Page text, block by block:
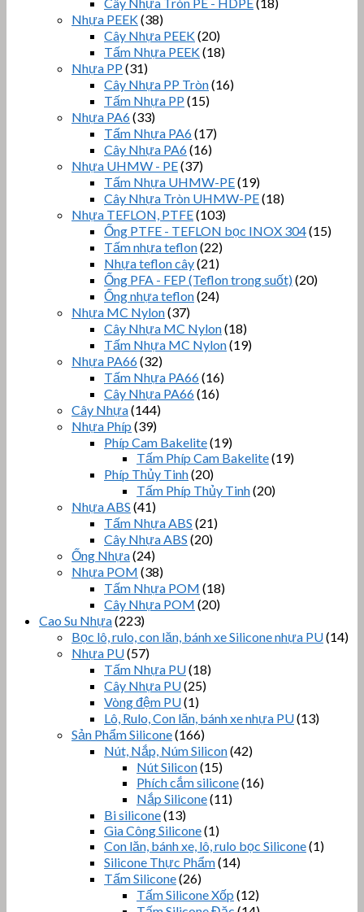
Nhựa PEEK(38)
Cây Nhựa PEEK(20)
Tấm Nhựa PEEK(18)
Nhựa PP (31)
Cây Nhựa PP Tròn(16)
Tấm Nhựa PP (15)
Nhựa PA6(33)
Tấm Nhựa PA6(17)
Cây Nhựa PA6(16)
Nhựa UHMW - PE(37)
Tấm Nhựa UHMW-PE(19)
Cây Nhựa Tròn UHMW-PE(18)
Nhựa TEFLON, PTFE(103)
Ống PTFE - TEFLON bọc INOX 304(15)
Tấm nhựa teflon(22)
Nhựa teflon cây(21)
Ống PFA - FEP (Teflon trong suốt)(20)
Ống nhựa teflon(24)
Nhựa MC Nylon(37)
Cây Nhựa MC Nylon(18)
Tấm Nhựa MC Nylon(19)
Nhựa PA66(32)
Tấm Nhựa PA66(16)
Cây Nhựa PA66(16)
Cây Nhựa(144)
Nhựa Phíp (39)
Phíp Cam Bakelite(19)
Tấm Phíp Cam Bakelite(19)
Phíp Thủy Tinh(20)
Tấm Phíp Thủy Tinh(20)
Nhựa ABS (41)
Tấm Nhựa ABS (21)
Cây Nhựa ABS (20)
Ống Nhựa(24)
Nhựa POM (38)
Tấm Nhựa POM (18)
Cây Nhựa POM (20)
Cao Su Nhựa(223)
Bọc lô, rulo, con lăn, bánh xe Silicone nhựa PU(14)
Nhựa PU(57)
Tấm Nhựa PU(18)
Cây Nhựa PU(25)
Vòng đệm PU(1)
Lô, Rulo, Con lăn, bánh xe nhựa PU(13)
Sản Phẩm Silicone(166)
Nút, Nắp, Núm Silicon(42)
Nút Silicon(15)
Phích cắm silicone(16)
Nắp Silicone(11)
Bi silicone(13)
Gia Công Silicone(1)
Con lăn, bánh xe, lô, rulo bọc Silicone(1)
Silicone Thực Phẩm(14)
Tấm Silicone(26)
Tấm Silicone Xốp (12)